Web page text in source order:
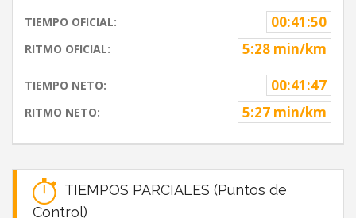
TIEMPO OFICIAL: 00:41:50
RITMO OFICIAL: 5:28 min/km
TIEMPO NETO: 00:41:47
RITMO NETO: 5:27 min/km
TIEMPOS PARCIALES (Puntos de
Control)